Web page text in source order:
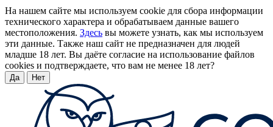
На нашем сайте мы используем cookie для сбора информации
технического характера и обрабатываем данные вашего
местоположения. Здесь вы можете узнать, как мы используем
эти данные. Также наш сайт не предназначен для людей
младше 18 лет. Вы даёте согласие на использование файлов
cookies и подтверждаете, что вам не менее 18 лет?
Да Нет